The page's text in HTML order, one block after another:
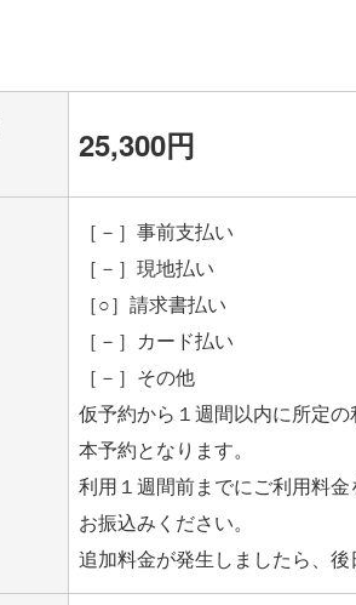
25,300円
［－］事前支払い
［－］現地払い
［○］請求書払い
［－］カード払い
［－］その他
仮予約から１週間以内に所定の
本予約となります。
利用１週間前までにご利用料
お振込みください。